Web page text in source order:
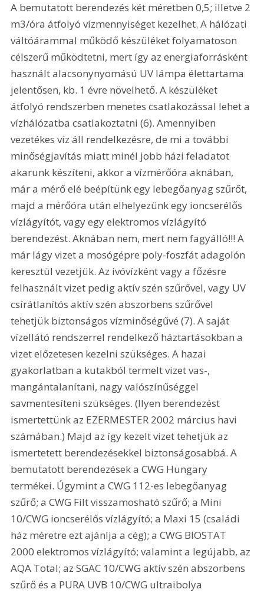
A bemutatott berendezés két méretben 0,5; illetve 2
m3/óra átfolyó vízmennyiséget kezelhet. A hálózati
váltóárammal működő készüléket folyamatoson
célszerű működtetni, mert így az energiaforrásként
használt alacsonynyomású UV lámpa élettartama
jelentősen, kb. 1 évre növelhető. A készüléket
átfolyó rendszerben menetes csatlakozással lehet a
vízhálózatba csatlakoztatni (6). Amennyiben
vezetékes víz áll rendelkezésre, de mi a további
minőségjavítás miatt minél jobb házi feladatot
akarunk készíteni, akkor a vízmérőóra aknában,
már a mérő elé beépítünk egy lebegőanyag szűrőt,
majd a mérőóra után elhelyezünk egy ioncserélős
vízlágyítót, vagy egy elektromos vízlágyító
berendezést. Aknában nem, mert nem fagyálló!!! A
már lágy vizet a mosógépre poly-foszfát adagolón
keresztül vezetjük. Az ivóvízként vagy a főzésre
felhasznált vizet pedig aktív szén szűrővel, vagy UV
csírátlanítós aktív szén abszorbens szűrővel
tehetjük biztonságos vízminőségűvé (7). A saját
vízellátó rendszerrel rendelkező háztartásokban a
vizet előzetesen kezelni szükséges. A hazai
gyakorlatban a kutakból termelt vizet vas-,
mangántalanítani, nagy valószínűséggel
savmentesíteni szükséges. (Ilyen berendezést
ismertettünk az EZERMESTER 2002 március havi
számában.) Majd az így kezelt vizet tehetjük az
ismertetett berendezésekkel biztonságosabbá. A
bemutatott berendezések a CWG Hungary
termékei. Úgymint a CWG 112-es lebegőanyag
szűrő; a CWG Filt visszamosható szűrő; a Mini
10/CWG ioncserélős vízlágyító; a Maxi 15 (családi
ház méretre ezt ajánlja a cég); a CWG BIOSTAT
2000 elektromos vízlágyító; valamint a legújabb, az
AQA Total; az SGAC 10/CWG aktív szén abszorbens
szűrő és a PURA UVB 10/CWG ultraibolya